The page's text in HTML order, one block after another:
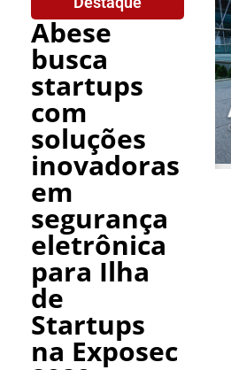
Abese
busca
startups
com
soluções
inovadoras
em
segurança
eletrônica
para Ilha
de
Startups
na Exposec